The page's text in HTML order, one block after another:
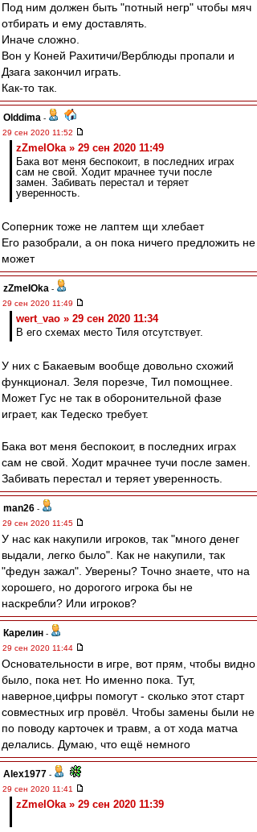
Под ним должен быть "потный негр" чтобы мяч
отбирать и ему доставлять.
Иначе сложно.
Вон у Коней Рахитичи/Верблюды пропали и
Дзага закончил играть.
Как-то так.
Olddima -
29 сен 2020 11:52
zZmeIOka » 29 сен 2020 11:49
Бака вот меня беспокоит, в последних играх
сам не свой. Ходит мрачнее тучи после
замен. Забивать перестал и теряет
уверенность.
Соперник тоже не лаптем щи хлебает
Его разобрали, а он пока ничего предложить не
может
zZmeIOka -
29 сен 2020 11:49
wert_vao » 29 сен 2020 11:34
В его схемах место Тиля отсутствует.
У них с Бакаевым вообще довольно схожий
функционал. Зеля порезче, Тил помощнее.
Может Гус не так в оборонительной фазе
играет, как Тедеско требует.
Бака вот меня беспокоит, в последних играх
сам не свой. Ходит мрачнее тучи после замен.
Забивать перестал и теряет уверенность.
man26 -
29 сен 2020 11:45
У нас как накупили игроков, так "много денег
выдали, легко было". Как не накупили, так
"федун зажал". Уверены? Точно знаете, что на
хорошего, но дорогого игрока бы не
наскребли? Или игроков?
Карелин -
29 сен 2020 11:44
Основательности в игре, вот прям, чтобы видно
было, пока нет. Но именно пока. Тут,
наверное,цифры помогут - сколько этот старт
совместных игр провёл. Чтобы замены были не
по поводу карточек и травм, а от хода матча
делались. Думаю, что ещё немного
Alex1977 -
29 сен 2020 11:41
zZmeIOka » 29 сен 2020 11:39